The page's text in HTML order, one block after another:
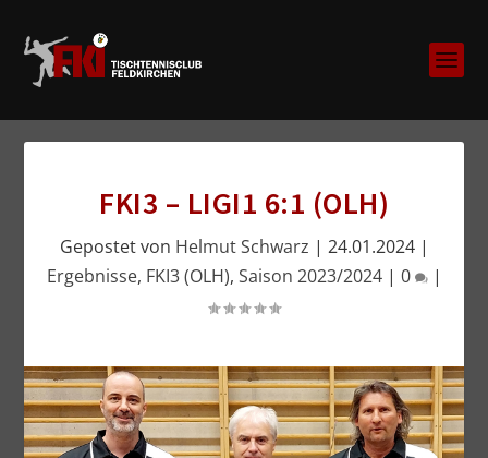
FKI3 – LIGI1 6:1 (OLH)
Gepostet von Helmut Schwarz | 24.01.2024|
Ergebnisse, FKI3 (OLH), Saison 2023/2024| 0 |